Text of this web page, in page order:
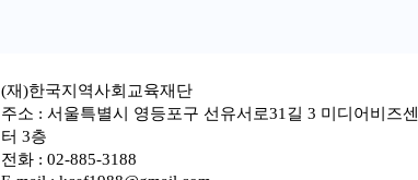
(재)한국지역사회교육재단
주소 : 서울특별시 영등포구 선유서로31길 3 미디어비즈센
터 3층
전화 : 02-885-3188